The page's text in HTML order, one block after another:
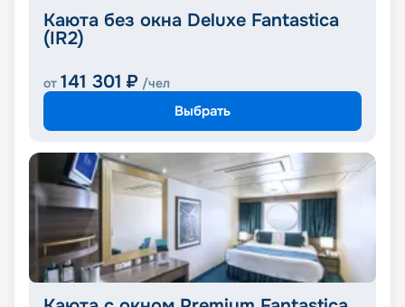
Каюта без окна Deluxe Fantastica
(IR2)
от 141 301 ₽ /чел
Выбрать